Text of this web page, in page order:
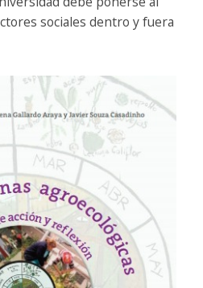
sociales dentro y fuera